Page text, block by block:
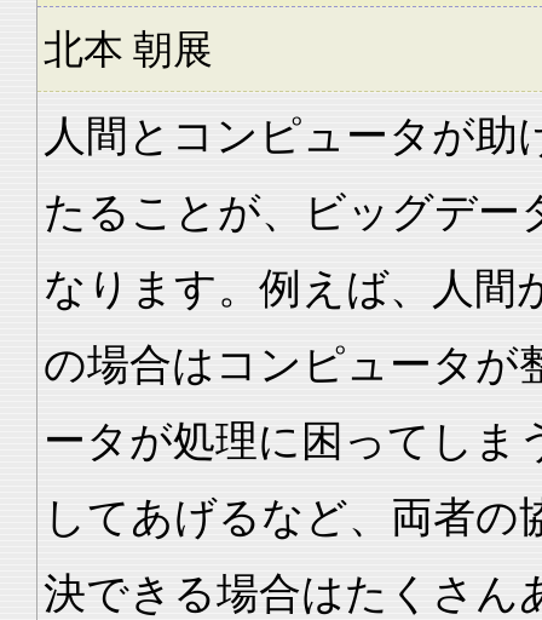
北本 朝展
人間とコンピュータが助
たることが、ビッグデー
なります。例えば、人間
の場合はコンピュータが
ータが処理に困ってしま
してあげるなど、両者
決できる場合はたくさん